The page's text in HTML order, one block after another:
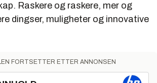
Raskere og raskere, mer og
dingser, muligheter og innovative
FORTSETTER ETTER ANNONSEN